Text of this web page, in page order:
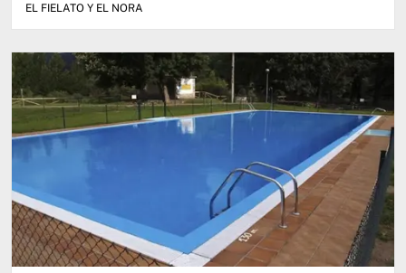
EL FIELATO Y EL NORA